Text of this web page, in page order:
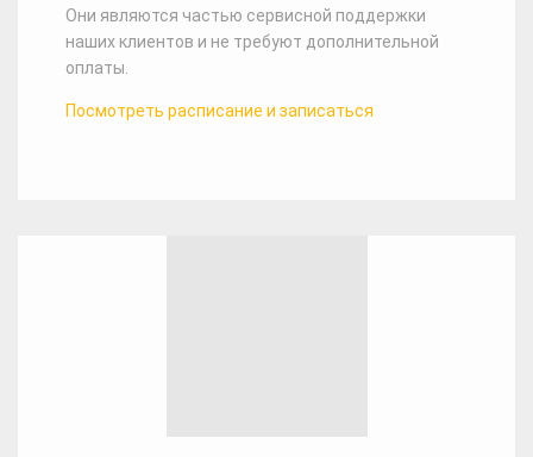
Они являются частью сервисной поддержки
наших клиентов и не требуют дополнительной
оплаты.
Посмотреть расписание и записаться